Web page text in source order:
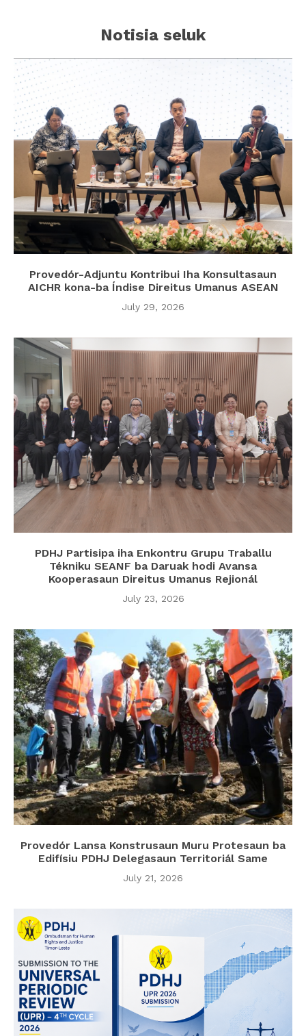
Notisia seluk
Provedór-Adjuntu Kontribui Iha Konsultasaun
AICHR kona-ba Índise Direitus Umanus ASEAN
July 29, 2026
PDHJ Partisipa iha Enkontru Grupu Traballu
Tékniku SEANF ba Daruak hodi Avansa
Kooperasaun Direitus Umanus Rejionál
July 23, 2026
Provedór Lansa Konstrusaun Muru Protesaun ba
Edifísiu PDHJ Delegasaun Territoriál Same
July 21, 2026